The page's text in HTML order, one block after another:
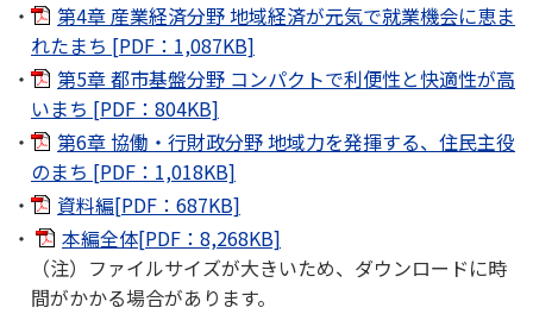
第4章 産業経済分野 地域経済が元気で就業機会に恵ま
れたまち [PDF：1,087KB]
第5章 都市基盤分野 コンパクトで利便性と快適性が高
いまち [PDF：804KB]
第6章 協働・行財政分野 地域力を発揮する、住民主役
のまち [PDF：1,018KB]
資料編[PDF：687KB]
本編全体[PDF：8,268KB]
（注）ファイルサイズが大きいため、ダウンロードに時
間がかかる場合があります。